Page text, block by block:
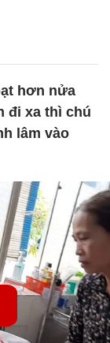
hơn nửa
đi xa thì chú
lâm vào